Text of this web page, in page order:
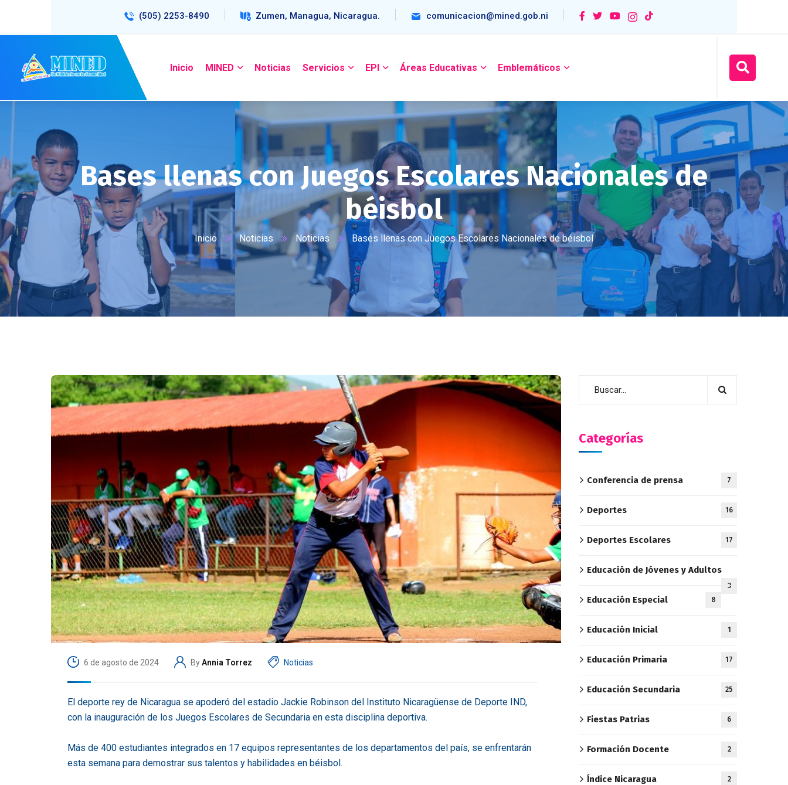
(505) 2253-8490 Zumen, Managua, Nicaragua. comunicacion@mined.gob.ni
Inicio MINED Noticias Servicios EPI Áreas Educativas Emblemáticos
Bases llenas con Juegos Escolares Nacionales de
béisbol
Inicio Noticias Noticias Bases llenas con Juegos Escolares Nacionales de béisbol
6 de agosto de 2024 ByAnnia Torrez Noticias
El deporte rey de Nicaragua se apoderó del estadio Jackie Robinson del Instituto Nicaragüense de Deporte IND,
con la inauguración de los Juegos Escolares de Secundaria en esta disciplina deportiva.
Más de 400 estudiantes integrados en 17 equipos representantes de los departamentos del país, se enfrentarán
esta semana para demostrar sus talentos y habilidades en béisbol.
Categorías
Conferencia de prensa 7
Deportes 16
Deportes Escolares 17
Educación de Jóvenes y Adultos
3
Educación Especial 8
Educación Inicial 1
Educación Primaria 17
Educación Secundaria 25
Fiestas Patrias 6
Formación Docente 2
Índice Nicaragua 2